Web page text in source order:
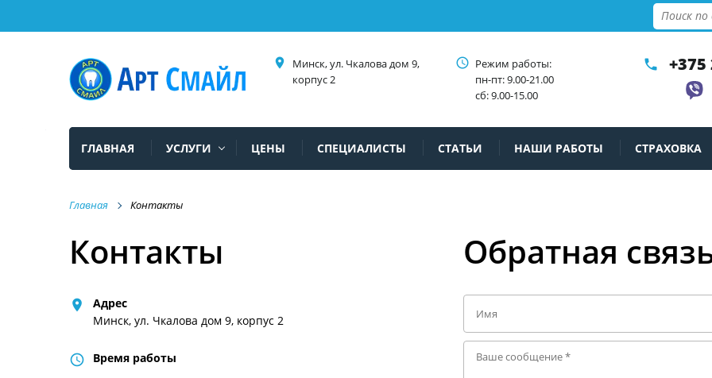
place
Минск, ул. Чкалова дом 9,
корпус 2
access_time Режим работы:
пн-пт: 9.00-21.00
сб: 9.00-15.00
phone +375
ГЛАВНАЯ УСЛУГИ ЦЕНЫ СПЕЦИАЛИСТЫ СТАТЬИ НАШИ РАБОТЫ СТРАХОВКА
Главная Контакты
Контакты
place
Адрес
Минск, ул. Чкалова дом 9, корпус 2
access_time Время работы
Обратная